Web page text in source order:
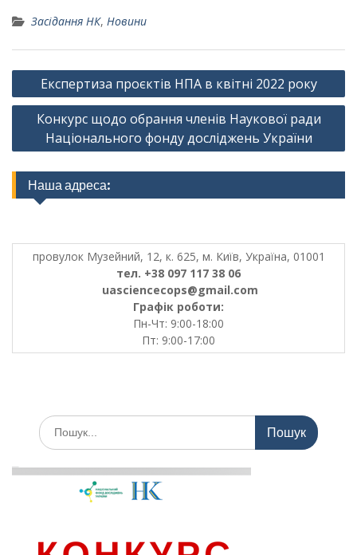
Засідання НК, Новини
Навігація
записів
Експертиза проєктів НПА в квітні 2022 року
Конкурс щодо обрання членів Наукової ради
Національного фонду досліджень України
Наша адреса:
провулок Музейний, 12, к. 625, м. Київ, Україна, 01001
тел. +38 097 117 38 06
uasciencecops@gmail.com
Графік роботи:
Пн-Чт: 9:00-18:00
Пт: 9:00-17:00
Шукати: